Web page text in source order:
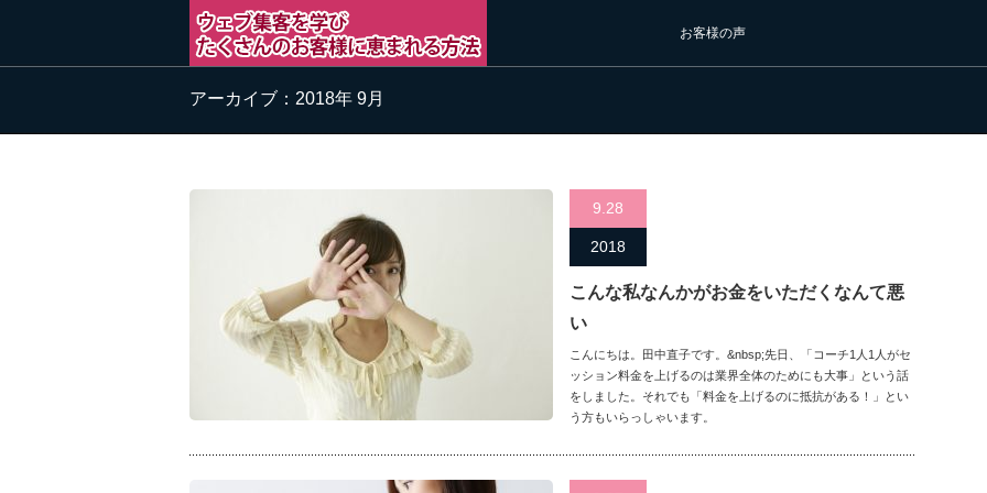
お客様の声
アーカイブ：2018年 9月
9.28
2018
こんな私なんかがお金をいただくなんて悪
い
こんにちは。田中直子です。&nbsp;先日、「コーチ1人1人がセ
ッション料金を上げるのは業界全体のためにも大事」という話
をしました。それでも「料金を上げるのに抵抗がある！」とい
う方もいらっしゃいます。